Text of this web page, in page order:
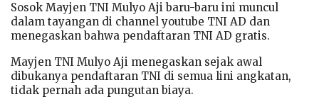
Sosok Mayjen TNI Mulyo Aji baru-baru ini muncul
dalam tayangan di channel youtube TNI AD dan
menegaskan bahwa pendaftaran TNI AD gratis.
Mayjen TNI Mulyo Aji menegaskan sejak awal
dibukanya pendaftaran TNI di semua lini angkatan,
tidak pernah ada pungutan biaya.